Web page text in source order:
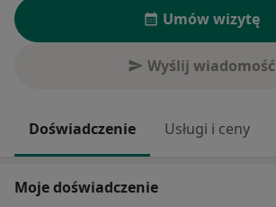
Umów wizytę
Wyślij wiadomość
Doświadczenie Usługi i ceny
Moje doświadczenie